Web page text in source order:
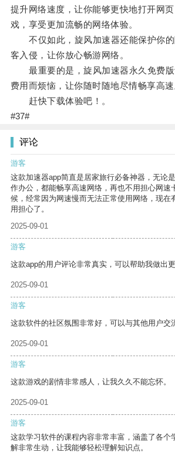
提升网络速度，让你能够更快地打开网
戏，享受更加流畅的网络体验。
不仅如此，旋风加速器还能保护你的
客入侵，让你放心畅游网络。
最重要的是，旋风加速器永久免费版
费用而烦恼，让你随时随地尽情畅享高速
赶快下载体验吧！。
#37#
评论
游客
这款加速器app简直是居家旅行必备神器，无论
作办公，都能畅享高速网络，再也不用担心网速
候，经常因为网速慢而无法正常使用网络，现在
用担心了。
2025-09-01
游客
这款app的用户评论非常真实，可以帮助我做出更
2025-09-01
游客
这款软件的社区氛围非常好，可以与其他用户交
2025-09-01
游客
这款游戏的剧情非常感人，让我久久不能忘怀。
2025-09-01
游客
这款学习软件的课程内容非常丰富，涵盖了各个
解非常生动，让我能够轻松理解知识点。